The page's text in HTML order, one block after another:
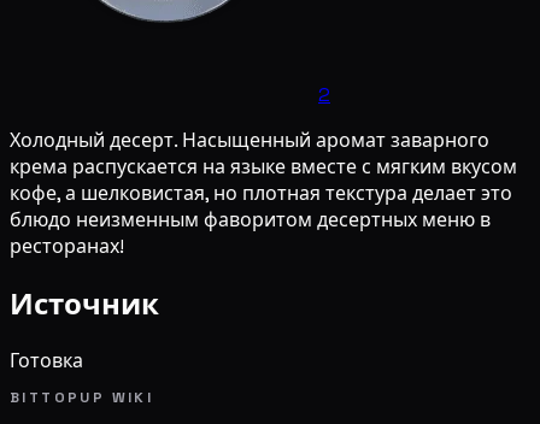
2
Холодный десерт. Насыщенный аромат заварного
крема распускается на языке вместе с мягким вкусом
кофе, а шелковистая, но плотная текстура делает это
блюдо неизменным фаворитом десертных меню в
ресторанах!
Источник
Готовка
BITTOPUP WIKI